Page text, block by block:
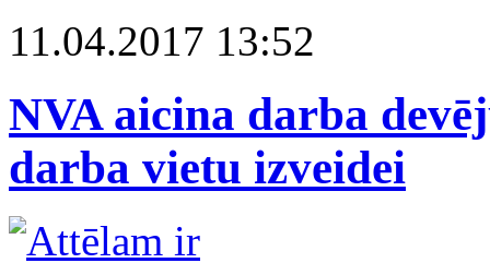
11.04.2017 13:52
NVA aicina darba
darba vietu izveidei